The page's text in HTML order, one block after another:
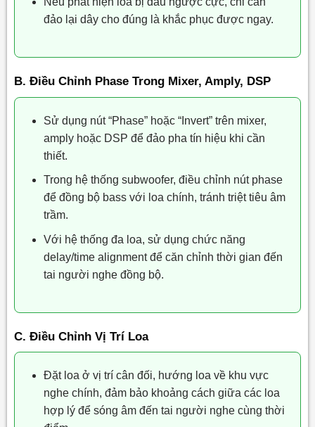
đảo lại dây cho đúng là khắc phục được ngay.
B. Điều Chỉnh Phase Trong Mixer, Amply, DSP
Sử dụng nút “Phase” hoặc “Invert” trên mixer,
amply hoặc DSP để đảo pha tín hiệu khi cần
thiết.
Trong hệ thống subwoofer, điều chỉnh nút phase
để đồng bộ bass với loa chính, tránh triệt tiêu âm
trầm.
Với hệ thống đa loa, sử dụng chức năng
delay/time alignment để căn chỉnh thời gian đến
tai người nghe đồng bộ.
C. Điều Chỉnh Vị Trí Loa
Đặt loa ở vị trí cân đối, hướng loa về khu vực
nghe chính, đảm bảo khoảng cách giữa các loa
hợp lý để sóng âm đến tai người nghe cùng thời